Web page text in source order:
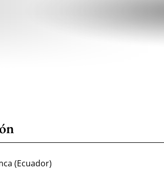
(Ecuador)